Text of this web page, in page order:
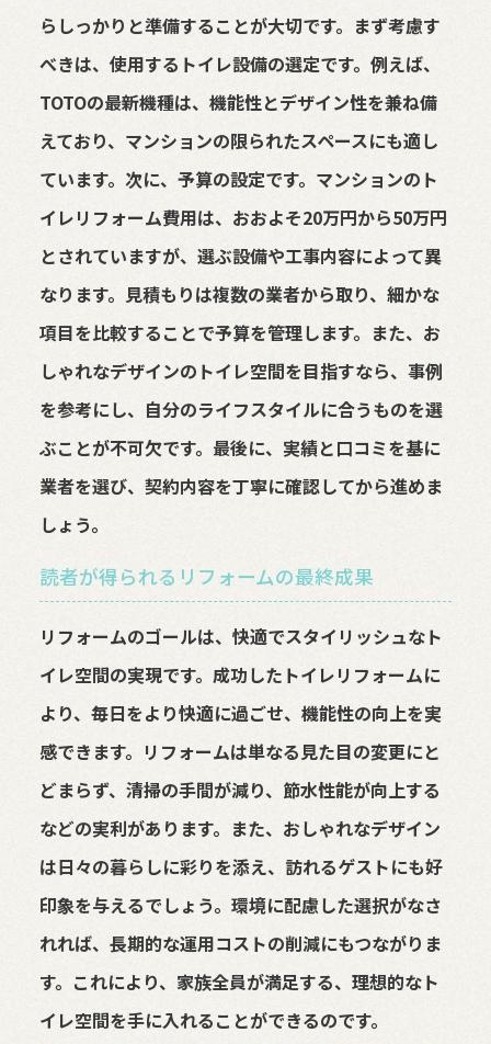
らしっかりと準備することが大切です。まず考慮す
べきは、使用するトイレ設備の選定です。例えば、
TOTOの最新機種は、機能性とデザイン性を兼ね備
えており、マンションの限られたスペースにも適し
ています。次に、予算の設定です。マンションのト
イレリフォーム費用は、おおよそ20万円から50万円
とされていますが、選ぶ設備や工事内容によって異
なります。見積もりは複数の業者から取り、細かな
項目を比較することで予算を管理します。また、お
しゃれなデザインのトイレ空間を目指すなら、事例
を参考にし、自分のライフスタイルに合うものを選
ぶことが不可欠です。最後に、実績と口コミを基に
業者を選び、契約内容を丁寧に確認してから進めま
しょう。
読者が得られるリフォームの最終成果
リフォームのゴールは、快適でスタイリッシュなト
イレ空間の実現です。成功したトイレリフォームに
より、毎日をより快適に過ごせ、機能性の向上を実
感できます。リフォームは単なる見た目の変更にと
どまらず、清掃の手間が減り、節水性能が向上する
などの実利があります。また、おしゃれなデザイン
は日々の暮らしに彩りを添え、訪れるゲストにも好
印象を与えるでしょう。環境に配慮した選択がなさ
れれば、長期的な運用コストの削減にもつながりま
す。これにより、家族全員が満足する、理想的なト
イレ空間を手に入れることができるのです。